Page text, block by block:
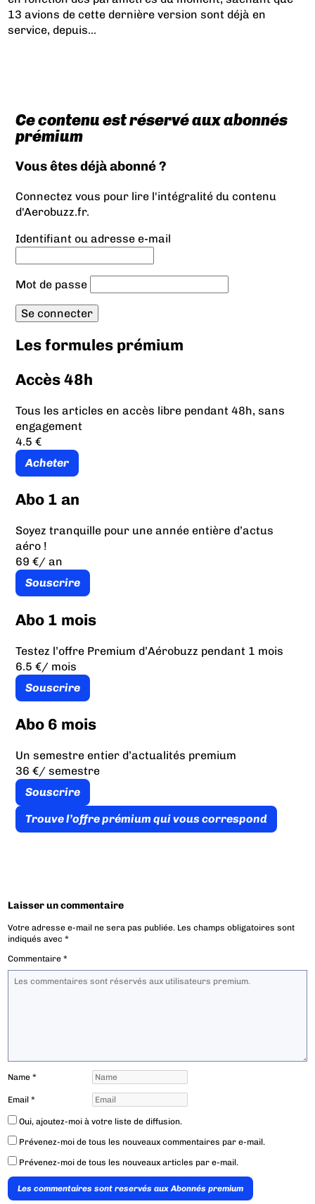
13 avions de cette dernière version sont déjà en
service, depuis...
Ce contenu est réservé aux abonnés
prémium
Vous êtes déjà abonné ?
Connectez vous pour lire l'intégralité du contenu
d'Aerobuzz.fr.
Identifiant ou adresse e-mail
Mot de passe
Les formules prémium
Accès 48h
Tous les articles en accès libre pendant 48h, sans
engagement
4.5 €
Acheter
Abo 1 an
Soyez tranquille pour une année entière d’actus
aéro !
69 €/ an
Souscrire
Abo 1 mois
Testez l’offre Premium d’Aérobuzz pendant 1 mois
6.5 €/ mois
Souscrire
Abo 6 mois
Un semestre entier d’actualités premium
36 €/ semestre
Souscrire
Trouve l’offre prémium qui vous correspond
Laisser un commentaire
Votre adresse e-mail ne sera pas publiée. Les champs obligatoires sont
indiqués avec*
Commentaire*
Name*
Email*
Oui, ajoutez-moi à votre liste de diffusion.
Prévenez-moi de tous les nouveaux commentaires par e-mail.
Prévenez-moi de tous les nouveaux articles par e-mail.
Les commentaires sont reservés aux Abonnés premium